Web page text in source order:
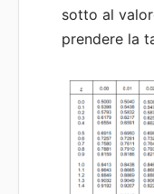
sotto al
prendere la